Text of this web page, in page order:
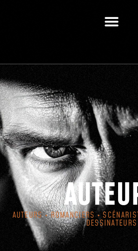
AUTEURS • ROMANCIERS •
DESSINATEURS